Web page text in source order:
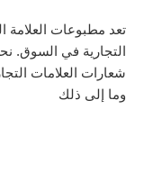
تعد مطبوعات العلامة
التجارية في السوق.
شعارات العلامات
وما إلى ذلك